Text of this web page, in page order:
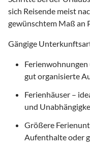
sich Reisende meist
gewünschtem Maß an
Gängige
gut organisierte
Ferienhäuser –
und
Größere
Aufenthalte oder